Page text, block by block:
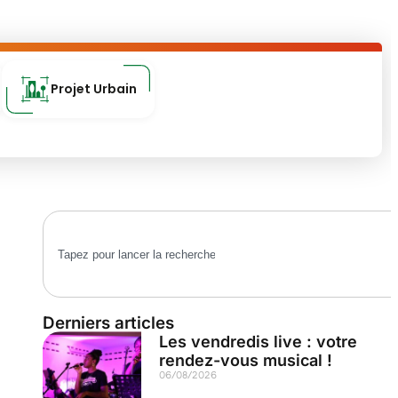
Projet Urbain
Derniers articles
Les vendredis live : votre
rendez-vous musical !
06/08/2026